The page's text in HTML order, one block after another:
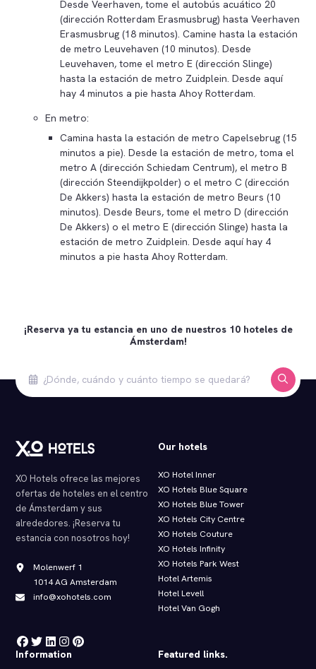
Desde Veerhaven, tome el autobús acuático 20
(dirección Rotterdam Erasmusbrug) hasta Veerhaven
Erasmusbrug (18 minutos). Camine hasta la estación
de metro Leuvehaven (10 minutos). Desde
Leuvehaven, tome el metro E (dirección Slinge)
hasta la estación de metro Zuidplein. Desde aquí
hay 4 minutos a pie hasta Ahoy Rotterdam.
En metro:
Camina hasta la estación de metro Capelsebrug (15
minutos a pie). Desde la estación de metro, toma el
metro A (dirección Schiedam Centrum), el metro B
(dirección Steendijkpolder) o el metro C (dirección
De Akkers) hasta la estación de metro Beurs (10
minutos). Desde Beurs, tome el metro D (dirección
De Akkers) o el metro E (dirección Slinge) hasta la
estación de metro Zuidplein. Desde aquí hay 4
minutos a pie hasta Ahoy Rotterdam.
¡Reserva ya tu estancia en uno de nuestros 10 hoteles de
Ámsterdam!
XO Hotels ofrece las mejores
ofertas de hoteles en el centro
de Ámsterdam y sus
alrededores. ¡Reserva tu
estancia con nosotros hoy!
Molenwerf 1
1014 AG Amsterdam
info@xohotels.com
Our hotels
XO Hotel Inner
XO Hotels Blue Square
XO Hotels Blue Tower
XO Hotels City Centre
XO Hotels Couture
XO Hotels Infinity
XO Hotels Park West
Hotel Artemis
Hotel Levell
Hotel Van Gogh
Information Featured links.